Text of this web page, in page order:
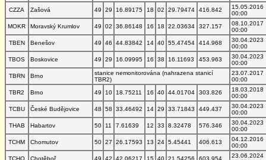
CZZA Zašová 49 29 16.89175 18 02 29.79474 416.842
15.05.2016
00:00
MOKR
Moravský Krumlov 49 02 36.86148 16 18 22.03634 327.157
08.10.2017
00:00
TBEN
Benešov 49 46 44.83842 14 40 55.47454 414.968
30.04.2023
00:00
TBOS
Boskovice 49 29 16.09995 16 38 16.11693 453.963
30.04.2023
00:00
TBRN
Brno
stanice nemonitorována (nahrazena stanicí
TBR2)
23.07.2017
00:00
TBR2
Brno 49 10 18.75211 16 40 44.01704 303.826
18.03.2018
00:00
TCBU
České Budějovice 48 58 33.46492 14 29 33.71843 449.437
30.04.2023
00:00
THAB
Habartov 50 11 7.61639 12 33 8.32478 576.346
30.04.2023
00:00
TCHM
Chomutov 50 27 26.17593 13 24 5.45441 406.613
04.12.2016
00:00
TCHO
Chotěboř 49 42 42.06217 15 40 21.54256 603.954
23.06.2024